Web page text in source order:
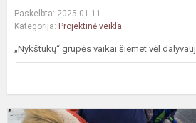
Paskelbta: 2025-01-11
Kategorija: Projektinė veikla
„Nykštukų“ grupės vaikai šiemet vėl